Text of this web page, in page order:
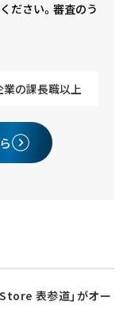
ださい。審査のう
の課長職以上
表参道」がオー